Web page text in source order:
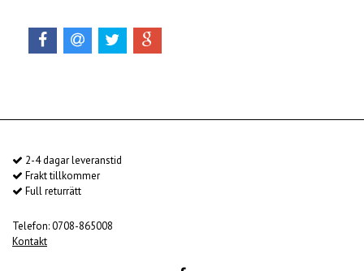
2-4 dagar leveranstid
Frakt tillkommer
Full returrätt
Telefon: 0708-865008
Kontakt